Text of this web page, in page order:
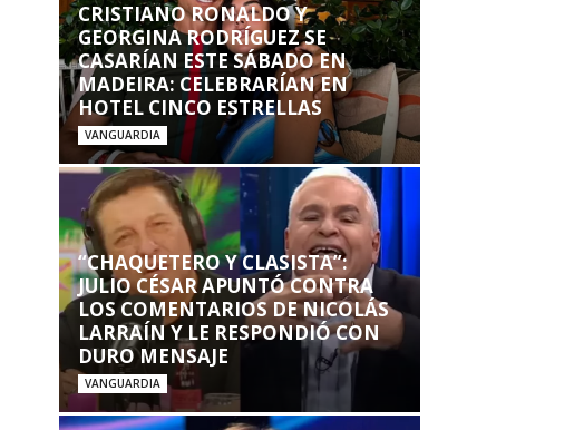
CRISTIANO RONALDO Y
GEORGINA RODRÍGUEZ SE
CASARÍAN ESTE SÁBADO EN
MADEIRA: CELEBRARÍAN EN
HOTEL CINCO ESTRELLAS
VANGUARDIA
“CHAQUETERO Y CLASISTA”:
JULIO CÉSAR APUNTÓ CONTRA
LOS COMENTARIOS DE NICOLÁS
LARRAÍN Y LE RESPONDIÓ CON
DURO MENSAJE
VANGUARDIA